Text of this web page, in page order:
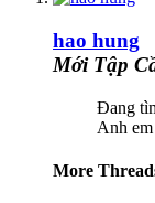
hao hung
Mới Tập
Đang
Anh
More